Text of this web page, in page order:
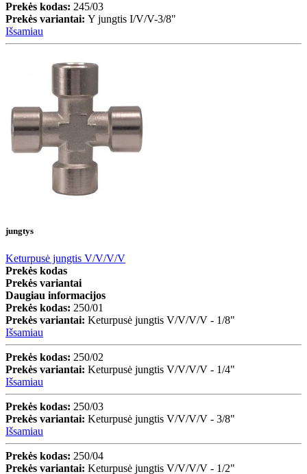
Prekės kodas: 245/03
Prekės variantai: Y jungtis I/V/V-3/8"
Išsamiau
jungtys
Keturpusė jungtis V/V/V/V
Prekės kodas
Prekės variantai
Daugiau informacijos
Prekės kodas: 250/01
Prekės variantai: Keturpusė jungtis V/V/V/V - 1/8"
Išsamiau
Prekės kodas: 250/02
Prekės variantai: Keturpusė jungtis V/V/V/V - 1/4"
Išsamiau
Prekės kodas: 250/03
Prekės variantai: Keturpusė jungtis V/V/V/V - 3/8"
Išsamiau
Prekės kodas: 250/04
Prekės variantai: Keturpusė jungtis V/V/V/V - 1/2"